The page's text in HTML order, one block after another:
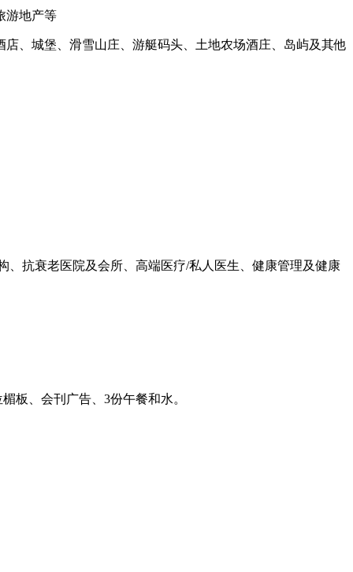
游地产等
、城堡、滑雪山庄、游艇码头、土地农场酒庄、岛屿及其他
抗衰老医院及会所、高端医疗/私人医生、健康管理及健康
板、会刊广告、3份午餐和水。